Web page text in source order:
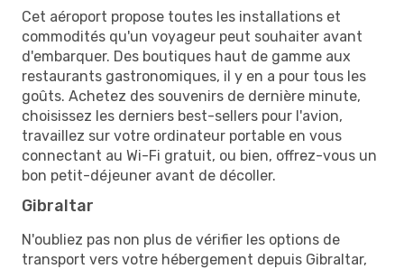
Cet aéroport propose toutes les installations et
commodités qu'un voyageur peut souhaiter avant
d'embarquer. Des boutiques haut de gamme aux
restaurants gastronomiques, il y en a pour tous les
goûts. Achetez des souvenirs de dernière minute,
choisissez les derniers best-sellers pour l'avion,
travaillez sur votre ordinateur portable en vous
connectant au Wi-Fi gratuit, ou bien, offrez-vous un
bon petit-déjeuner avant de décoller.
Gibraltar
N'oubliez pas non plus de vérifier les options de
transport vers votre hébergement depuis Gibraltar,